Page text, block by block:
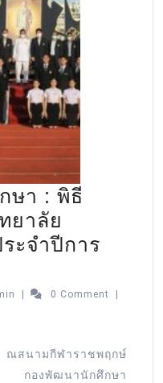
ษา : พิธี
ยาลัย
ะจำปีการ
0 Comment
สนามกีฬาราชพฤกษ์
กองพัฒนานักศึกษา